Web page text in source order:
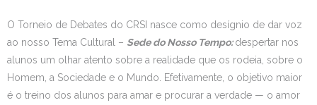
O Torneio de Debates do CRSI nasce como desígnio de dar voz
ao nosso Tema Cultural – Sede do Nosso Tempo:despertar nos
alunos um olhar atento sobre a realidade que os rodeia, sobre o
Homem, a Sociedade e o Mundo. Efetivamente, o objetivo maior
é o treino dos alunos para amar e procurar a verdade — o amor